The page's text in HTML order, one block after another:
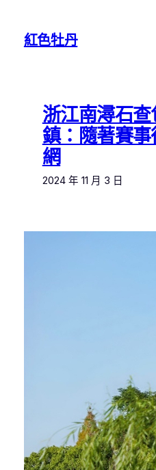
紅色牡丹
浙江南潯石
鎮：隨著賽事
網
2024 年 11 月 3 日